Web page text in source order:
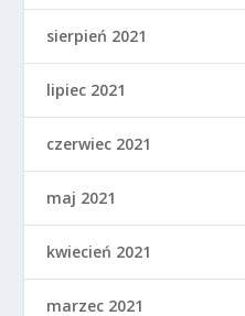
sierpień 2021
lipiec 2021
czerwiec 2021
maj 2021
kwiecień 2021
marzec 2021